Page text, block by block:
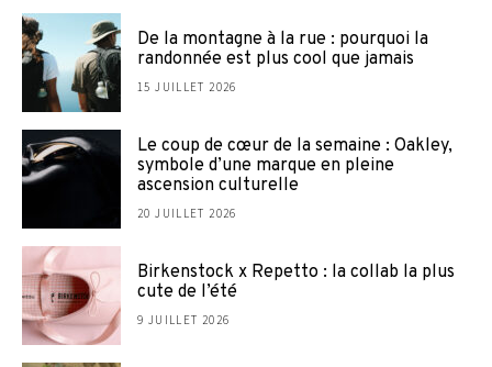
De la montagne à la rue : pourquoi la
randonnée est plus cool que jamais
15 JUILLET 2026
Le coup de cœur de la semaine : Oakley,
symbole d’une marque en pleine
ascension culturelle
20 JUILLET 2026
Birkenstock x Repetto : la collab la plus
cute de l’été
9 JUILLET 2026